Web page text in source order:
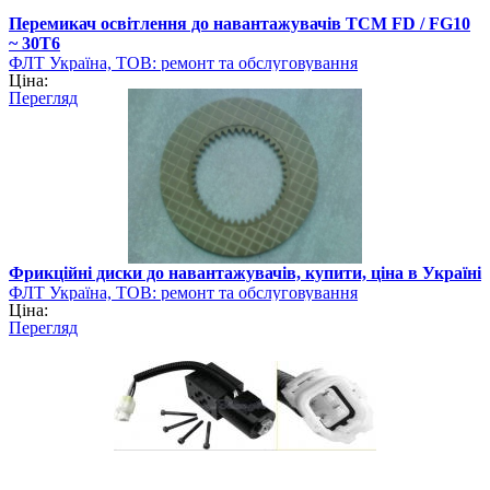
Перемикач освітлення до навантажувачів TCM FD / FG10
~ 30T6
ФЛТ Україна, ТОВ: ремонт та обслуговування
навантажувально-розвантажувальної техніки
Ціна:
Перегляд
Фрикційні диски до навантажувачів, купити, ціна в Україні
ФЛТ Україна, ТОВ: ремонт та обслуговування
навантажувально-розвантажувальної техніки
Ціна:
Перегляд